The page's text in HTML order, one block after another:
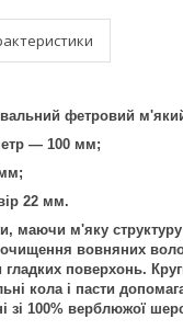
фетровий
— 100 мм;
22 мм.
м'яку структуру
вовняних
гладких поверхонь.
кола і пасти
зі 100% верблюжої